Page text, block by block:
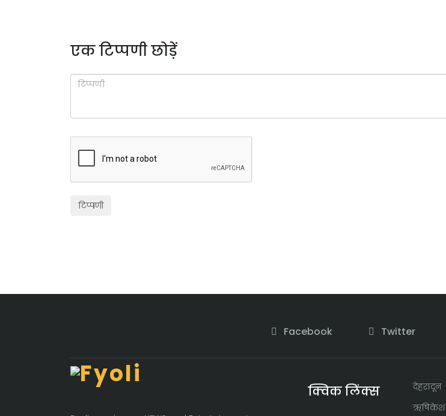
एक टिप्पणी छोड़ें
Facebook Twitter
क्विक लिंक्स
देहरादून
ऋषिकेश